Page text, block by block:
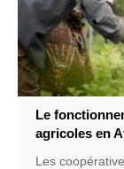
Le
agricoles en
Les